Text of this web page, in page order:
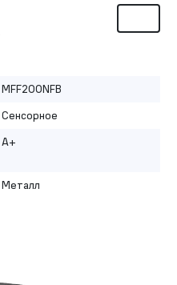
MFF200NFB
Сенсорное
A+
Металл